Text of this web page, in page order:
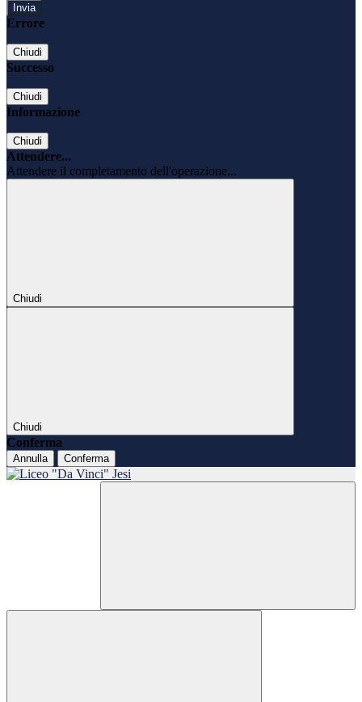
Errore
Chiudi
Successo
Chiudi
Informazione
Chiudi
Attendere...
Attendere il completamento dell'operazione...
Chiudi
Chiudi
Conferma
Annulla Conferma